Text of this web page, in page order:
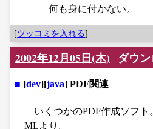
何も身に付かない。
[ツッコミを入れる]
2002年12月05日(木) ダウン
■ [dev][java] PDF関連
いくつかのPDF作成ソフト
MLより。